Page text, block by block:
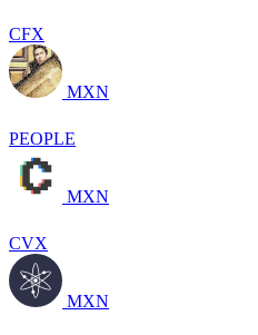
CFX
MXN
PEOPLE
MXN
CVX
MXN